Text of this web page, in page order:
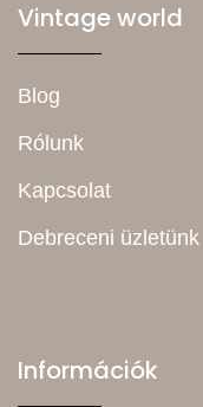
Vintage world
Blog
Rólunk
Kapcsolat
Debreceni üzletünk
Információk